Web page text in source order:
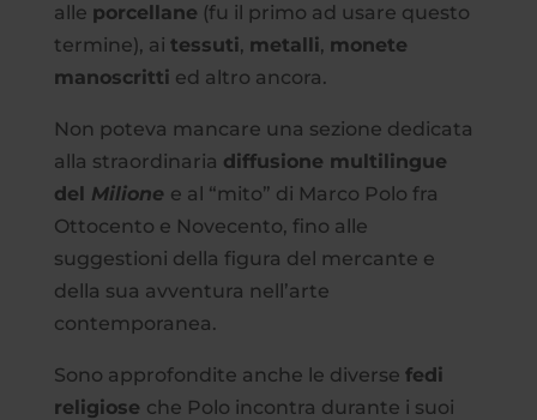
alle porcellane (fu il primo ad usare questo
termine), ai tessuti, metalli, monete
manoscritti ed altro ancora.
Non poteva mancare una sezione dedicata
alla straordinaria diffusione multilingue
del Milione e al “mito” di Marco Polo fra
Ottocento e Novecento, fino alle
suggestioni della figura del mercante e
della sua avventura nell’arte
contemporanea.
Sono approfondite anche le diverse fedi
religiose che Polo incontra durante i suoi